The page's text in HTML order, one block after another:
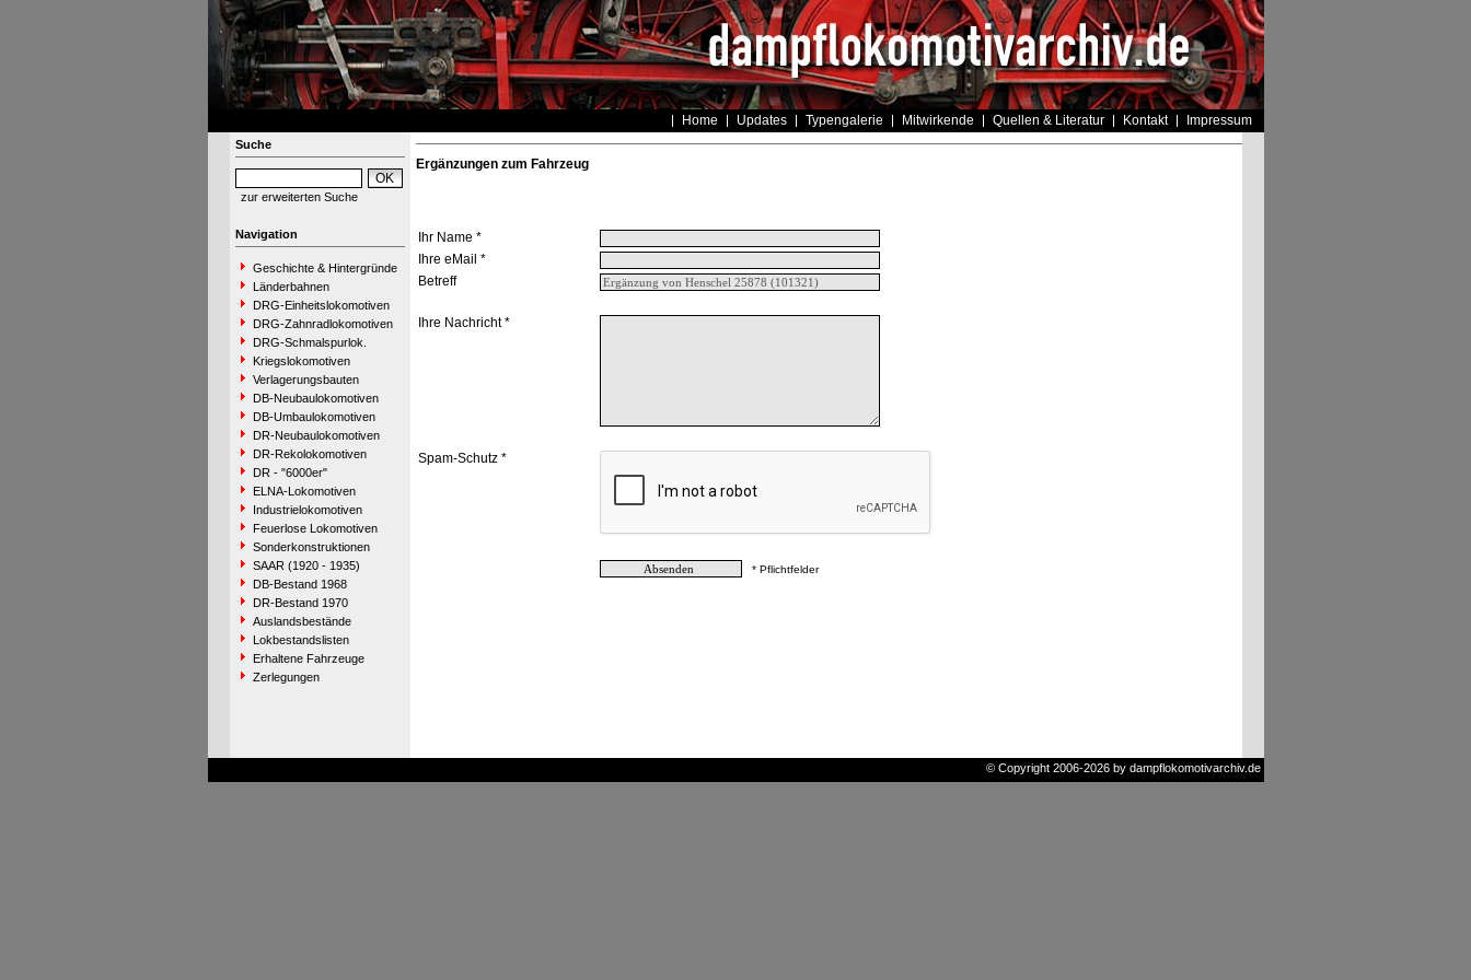
Home Updates Typengalerie Mitwirkende Quellen & Literatur Kontakt Impressum
Suche
zur erweiterten Suche
Navigation
Geschichte & Hintergründe
Länderbahnen
DRG-Einheitslokomotiven
DRG-Zahnradlokomotiven
DRG-Schmalspurlok.
Kriegslokomotiven
Verlagerungsbauten
DB-Neubaulokomotiven
DB-Umbaulokomotiven
DR-Neubaulokomotiven
DR-Rekolokomotiven
DR - "6000er"
ELNA-Lokomotiven
Industrielokomotiven
Feuerlose Lokomotiven
Sonderkonstruktionen
SAAR (1920 - 1935)
DB-Bestand 1968
DR-Bestand 1970
Auslandsbestände
Lokbestandslisten
Erhaltene Fahrzeuge
Zerlegungen
Ergänzungen zum Fahrzeug
Ihr Name *
Ihre eMail *
Betreff
Ihre Nachricht *
Spam-Schutz *
* Pflichtfelder
© Copyright 2006-2026 by dampflokomotivarchiv.de